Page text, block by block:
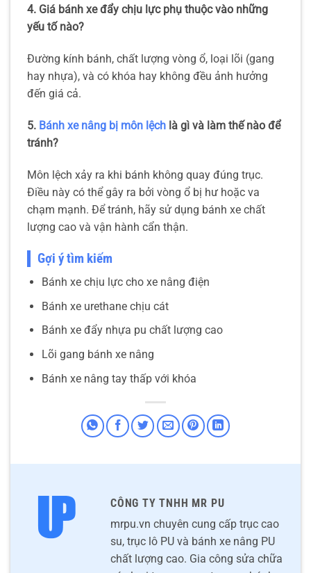
4. Giá bánh xe đẩy chịu lực phụ thuộc vào những
yếu tố nào?
Đường kính bánh, chất lượng vòng ổ, loại lõi (gang
hay nhựa), và có khóa hay không đều ảnh hưởng
đến giá cả.
5. Bánh xe nâng bị môn lệch là gì và làm thế nào để
tránh?
Môn lệch xảy ra khi bánh không quay đúng trục.
Điều này có thể gây ra bởi vòng ổ bị hư hoặc va
chạm mạnh. Để tránh, hãy sử dụng bánh xe chất
lượng cao và vận hành cẩn thận.
Gợi ý tìm kiếm
Bánh xe chịu lực cho xe nâng điện
Bánh xe urethane chịu cát
Bánh xe đẩy nhựa pu chất lượng cao
Lõi gang bánh xe nâng
Bánh xe nâng tay thấp với khóa
CÔNG TY TNHH MR PU
mrpu.vn chuyên cung cấp trục cao
su, trục lô PU và bánh xe nâng PU
chất lượng cao. Gia công sửa chữa